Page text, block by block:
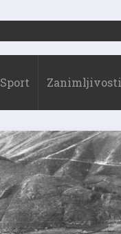
Sport Zanimljivosti